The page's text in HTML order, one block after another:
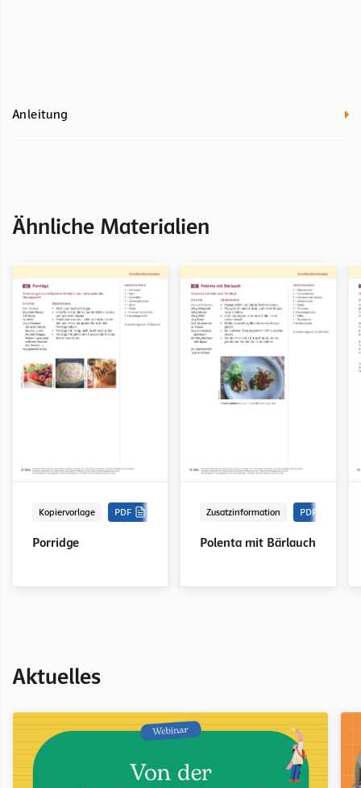
Anleitung
Ähnliche Materialien
Kopiervorlage PDF
Porridge
Zusatzinformation PDF
Polenta mit Bärlauch
Aktuelles